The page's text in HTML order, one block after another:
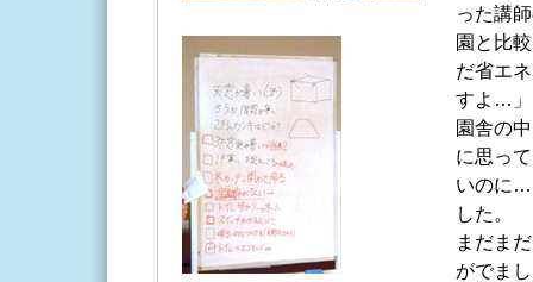
った講
園と比
だ省エ
すよ…」
園舎の
に思っ
いのに…
した。
まだま
がでま